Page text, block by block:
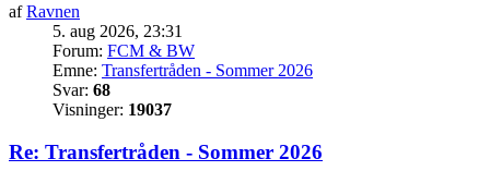
afRavnen
5. aug 2026, 23:31
Forum: FCM & BW
Emne: Transfertråden - Sommer 2026
Svar: 68
Visninger: 19037
Re: Transfertråden - Sommer 2026